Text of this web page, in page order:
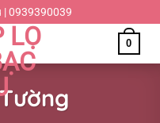
| 0939390039
0